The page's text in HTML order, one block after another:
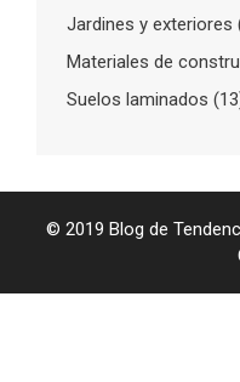
Jardines y exteriores
Materiales de
Suelos laminados
© 2019 Blog de